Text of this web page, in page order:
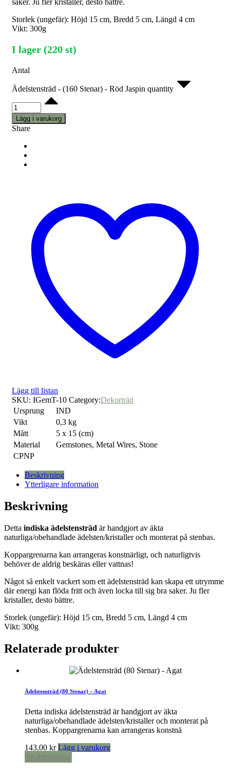
saker. Ju fler kristaller, desto bättre.
Storlek (ungefär): Höjd 15 cm, Bredd 5 cm, Längd 4 cm
Vikt: 300g
I lager (220 st)
Antal
Ädelstensträd - (160 Stenar) - Röd Jaspin quantity
Lägg i varukorg
Share
Lägg till listan
SKU: IGemT-10 Category:Dekorträd
Ursprung
IND
Vikt
0,3 kg
Mått
5 x 15 (cm)
Material
Gemstones, Metal Wires, Stone
CPNP
Beskrivning
Ytterligare information
Beskrivning
Detta indiska ädelstensträd är handgjort av äkta
naturliga/obehandlade ädelsten/kristaller och monterat på stenbas.
Koppargrenarna kan arrangeras konstnärligt, och naturligtvis
behöver de aldrig beskäras eller vattnas!
Något så enkelt vackert som ett ädelstensträd kan skapa ett utrymme
där energi kan flöda fritt och även locka till sig bra saker. Ju fler
kristaller, desto bättre.
Storlek (ungefär): Höjd 15 cm, Bredd 5 cm, Längd 4 cm
Vikt: 300g
Relaterade produkter
Ädelstensträd (80 Stenar) – Agat
Detta indiska ädelstensträd är handgjort av äkta
naturliga/obehandlade ädelsten/kristaller och monterat på
stenbas. Koppargrenarna kan arrangeras konstnä
143,00 kr Lägg i varukorg
Snabbvisning